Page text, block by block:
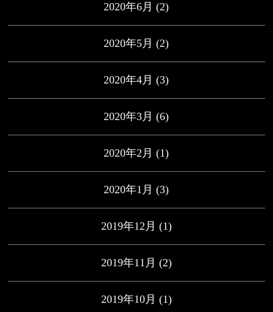
2020年6月 (2)
2020年5月 (2)
2020年4月 (3)
2020年3月 (6)
2020年2月 (1)
2020年1月 (3)
2019年12月 (1)
2019年11月 (2)
2019年10月 (1)